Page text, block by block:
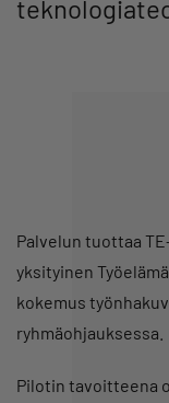
Palvelun tuottaa
yksityinen
kokemus
ryhmäohjauksessa.
Pilotin tavoitteena